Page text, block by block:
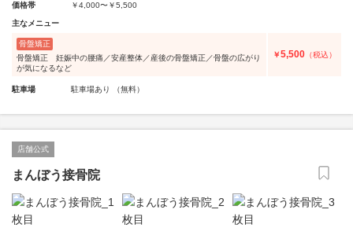
価格帯
￥4,000〜￥5,500
主なメニュー
骨盤矯正
骨盤矯正 妊娠中の腰痛／安産整体／産後の骨盤矯正／骨盤の広がり
が気になるなど
￥5,500 （税込）
駐車場 駐車場あり （無料）
店舗公式
まんぼう接骨院